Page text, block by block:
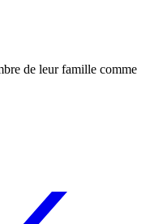
de leur famille comme